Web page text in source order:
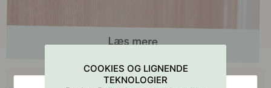
Køb sammen med
COOKIES OG LIGNENDE
TEKNOLOGIER